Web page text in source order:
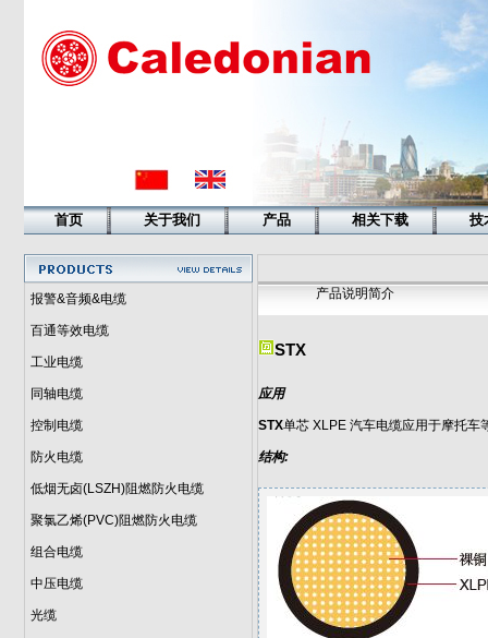
首页 关于我们 产品 相关下载 技
报警&音频&电缆
百通等效电缆
工业电缆
同轴电缆
控制电缆
防火电缆
低烟无卤(LSZH)阻燃防火电缆
聚氯乙烯(PVC)阻燃防火电缆
组合电缆
中压电缆
光缆
产品说明简介
STX
应用
STX单芯 XLPE 汽车电缆应用于摩托车
结构: